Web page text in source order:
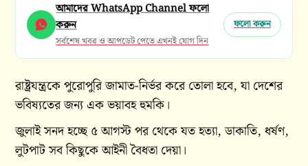
আমাদের WhatsApp Channel ফলো
করুন
সর্বশেষ খবর ও আপডেট পেতে এখনই যোগ দিন
ফলো করুন
রাষ্ট্রযন্ত্রকে পুরোপুরি জামাত-নির্ভর করে তোলা হবে, যা দেশের
ভবিষ্যতের জন্য এক ভয়াবহ হুমকি।
জুলাই সনদ হচ্ছে ৫ আগস্ট পর থেকে যত হত্যা, ডাকাতি, ধর্ষণ,
লুটপাট সব কিছুকে আইনী বৈধতা দেয়া।